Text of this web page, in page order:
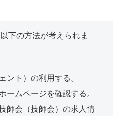
下の方法が考えられま
ント）の利用する。
ームページを確認する。
師会（技師会）の求人情